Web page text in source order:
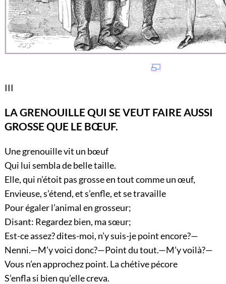
III
LA GRENOUILLE QUI SE VEUT FAIRE AUSSI
GROSSE QUE LE BŒUF.
Une grenouille vit un bœuf
Qui lui sembla de belle taille.
Elle, qui n’étoit pas grosse en tout comme un œuf,
Envieuse, s’étend, et s’enfle, et se travaille
Pour égaler l’animal en grosseur;
Disant: Regardez bien, ma sœur;
Est-ce assez? dites-moi, n’y suis-je point encore?—
Nenni.—M’y voici donc?—Point du tout.—M’y voilà?—
Vous n’en approchez point. La chétive pécore
S’enfla si bien qu’elle creva.